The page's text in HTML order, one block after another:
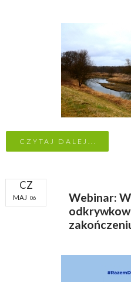
CZYTAJ DALEJ...
CZ
MAJ 06
Webinar: